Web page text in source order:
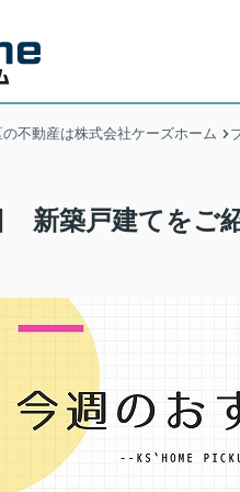
不動産は株式会社ケーズホーム
新築戸建てをご